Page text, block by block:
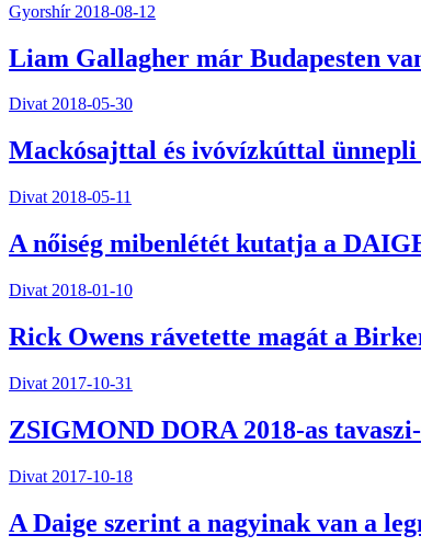
Gyorshír 2018-08-12
Liam Gallagher már Budapesten
Divat 2018-05-30
Mackósajttal és ivóvízkúttal
Divat 2018-05-11
A nőiség mibenlétét kutatja a
Divat 2018-01-10
Rick Owens rávetette magát a
Divat 2017-10-31
ZSIGMOND DORA 2018-as
Divat 2017-10-18
A Daige szerint a nagyinak van a